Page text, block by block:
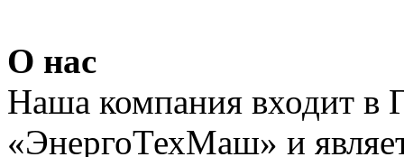
О нас
Наша компания входит в
«ЭнергоТехМаш» и